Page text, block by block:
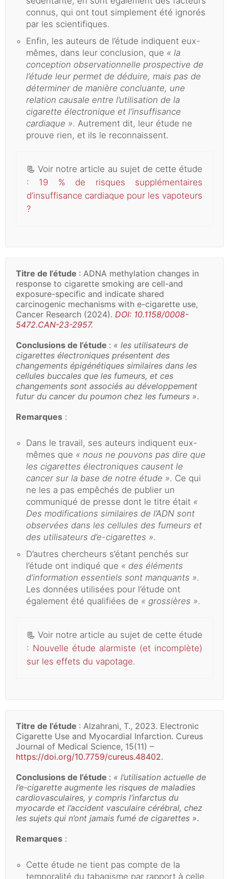
connus, qui ont tout simplement été ignorés
par les scientifiques.
Enfin, les auteurs de l’étude indiquent eux-
mêmes, dans leur conclusion, que « la
conception observationnelle prospective de
l’étude leur permet de déduire, mais pas de
déterminer de manière concluante, une
relation causale entre l’utilisation de la
cigarette électronique et l’insuffisance
cardiaque ». Autrement dit, leur étude ne
prouve rien, et ils le reconnaissent.
📃Voir notre article au sujet de cette étude
: 19 % de risques supplémentaires
d’insuffisance cardiaque pour les vapoteurs
?
Titre de l’étude : ADNA methylation changes in
response to cigarette smoking are cell-and
exposure-specific and indicate shared
carcinogenic mechanisms with e-cigarette use,
Cancer Research (2024). DOI: 10.1158/0008-
5472.CAN-23-2957.
Conclusions de l’étude : « les utilisateurs de
cigarettes électroniques présentent des
changements épigénétiques similaires dans les
cellules buccales que les fumeurs, et ces
changements sont associés au développement
futur du cancer du poumon chez les fumeurs ».
Remarques :
Dans le travail, ses auteurs indiquent eux-
mêmes que « nous ne pouvons pas dire que
les cigarettes électroniques causent le
cancer sur la base de notre étude ». Ce qui
ne les a pas empêchés de publier un
communiqué de presse dont le titre était «
Des modifications similaires de l’ADN sont
observées dans les cellules des fumeurs et
des utilisateurs d’e-cigarettes ».
D’autres chercheurs s’étant penchés sur
l’étude ont indiqué que « des éléments
d’information essentiels sont manquants ».
Les données utilisées pour l’étude ont
également été qualifiées de « grossières ».
📃 Voir notre article au sujet de cette étude
: Nouvelle étude alarmiste (et incomplète)
sur les effets du vapotage.
Titre de l’étude : Alzahrani, T., 2023. Electronic
Cigarette Use and Myocardial Infarction. Cureus
Journal of Medical Science, 15(11) –
https://doi.org/10.7759/cureus.48402.
Conclusions de l’étude : « l’utilisation actuelle de
l’e-cigarette augmente les risques de maladies
cardiovasculaires, y compris l’infarctus du
myocarde et l’accident vasculaire cérébral, chez
les sujets qui n’ont jamais fumé de cigarettes ».
Remarques :
Cette étude ne tient pas compte de la
temporalité du tabagisme par rapport à celle